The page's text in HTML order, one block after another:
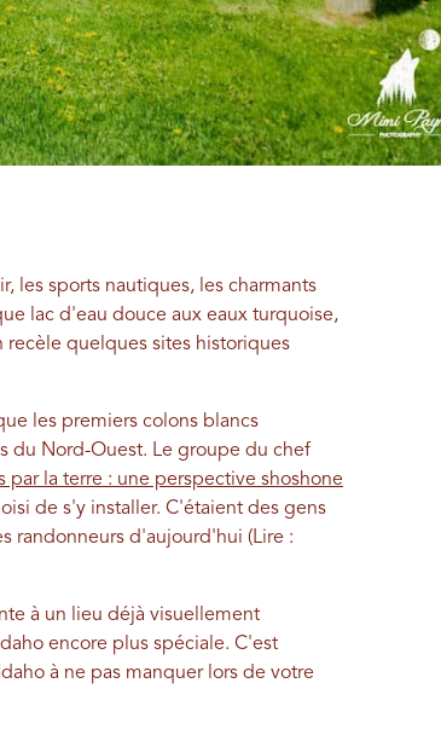
les sports nautiques, les charmants
lac d'eau douce aux eaux turquoise,
quelques sites historiques
les premiers colons blancs
du Nord-Ouest. Le groupe du chef
par la terre : une perspective shoshone
de s'y installer. C'étaient des gens
randonneurs d'aujourd'hui (Lire :
à un lieu déjà visuellement
encore plus spéciale. C'est
à ne pas manquer lors de votre